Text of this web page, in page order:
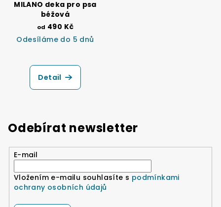
MILANO deka pro psa
béžová
od 490 Kč
Odesíláme do 5 dnů
Detail
Odebírat newsletter
E-mail
Vložením e-mailu souhlasíte s podmínkami
ochrany osobních údajů